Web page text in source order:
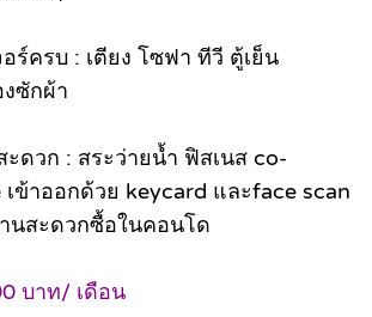
ร์ครบ : เตียง โซฟา ทีวี ตู้เย็น
งซักผ้า
ดวก : สระว่ายน้ำ ฟิสเนส co-
ข้าออกด้วย keycard และface scan
นสะดวกซื้อในคอนโด
บาท/ เดือน